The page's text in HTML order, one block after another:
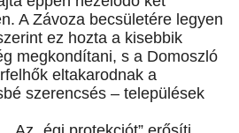
A Závoza becsületére legyen
ez hozta a kisebbik
megkondítani, s a Domoszló
eltakarodnak a
szerencsés – települések